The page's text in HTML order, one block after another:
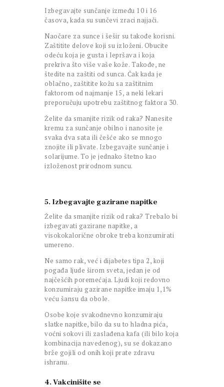
Izbegavajte sunčanje između 10 i 16
časova, kada su sunčevi zraci najjači.
Naočare za sunce i šešir su takođe korisni.
Zaštitite delove koji su izloženi. Obucite
odeću koja je gusta i lepršava i koja
prekriva što više vaše kože. Takođe, ne
štedite na zaštiti od sunca. Čak kada je
oblačno, zaštitite kožu sa zaštitnim
faktorom od najmanje 15, a neki lekari
preporučuju upotrebu zaštitnog faktora 30.
Želite da smanjite rizik od raka? Nanesite
kremu za sunčanje obilno i nanosite je
svaka dva sata ili češće ako se mnogo
znojite ili plivate. Izbegavajte sunčanje i
solarijume. To je jednako štetno kao
izloženost prirodnom suncu.
5. Izbegavajte gazirane napitke
Želite da smanjite rizik od raka? Trebalo bi
izbegavati gazirane napitke, a
visokokalorične obroke treba konzumirati
umereno.
Ne samo rak, već i dijabetes tipa 2, koji
pogađa ljude širom sveta, jedan je od
najčešćih poremećaja. Ljudi koji redovno
konzumiraju gazirane napitke imaju 1,1%
veću šansu da obole.
Osobe koje svakodnevno konzumiraju
slatke napitke, bilo da su to hladna pića,
voćni sokovi ili zaslađena kafa (ili bilo koja
kombinacija navedenog), su se dokazano
brže gojili od onih koji prate zdravu
ishranu.
4. Vakcinišite se